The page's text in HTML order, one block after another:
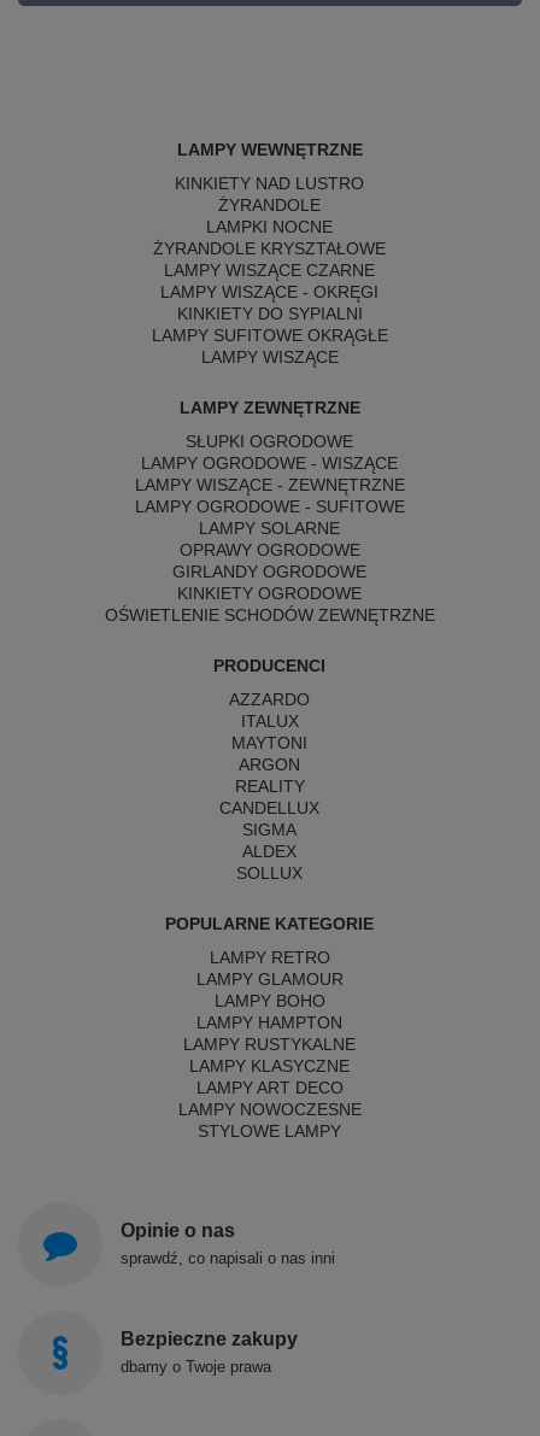
LAMPY WEWNĘTRZNE
KINKIETY NAD LUSTRO
ŻYRANDOLE
LAMPKI NOCNE
ŻYRANDOLE KRYSZTAŁOWE
LAMPY WISZĄCE CZARNE
LAMPY WISZĄCE - OKRĘGI
KINKIETY DO SYPIALNI
LAMPY SUFITOWE OKRĄGŁE
LAMPY WISZĄCE
LAMPY ZEWNĘTRZNE
SŁUPKI OGRODOWE
LAMPY OGRODOWE - WISZĄCE
LAMPY WISZĄCE - ZEWNĘTRZNE
LAMPY OGRODOWE - SUFITOWE
LAMPY SOLARNE
OPRAWY OGRODOWE
GIRLANDY OGRODOWE
KINKIETY OGRODOWE
OŚWIETLENIE SCHODÓW ZEWNĘTRZNE
PRODUCENCI
AZZARDO
ITALUX
MAYTONI
ARGON
REALITY
CANDELLUX
SIGMA
ALDEX
SOLLUX
POPULARNE KATEGORIE
LAMPY RETRO
LAMPY GLAMOUR
LAMPY BOHO
LAMPY HAMPTON
LAMPY RUSTYKALNE
LAMPY KLASYCZNE
LAMPY ART DECO
LAMPY NOWOCZESNE
STYLOWE LAMPY
Opinie o nas
sprawdź, co napisali o nas inni
Bezpieczne zakupy
dbamy o Twoje prawa